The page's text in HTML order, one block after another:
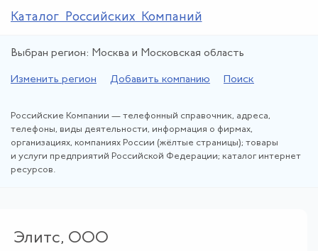
Каталог Российских Компаний
Выбран регион: Москва и Московская область
Изменить регион Добавить компанию Поиск
Российские Компании — телефонный справочник, адреса,
телефоны, виды деятельности, информация о фирмах,
организациях, компаниях России (жёлтые страницы); товары
и услуги предприятий Российской Федерации; каталог интернет
ресурсов.
Элитс, ООО